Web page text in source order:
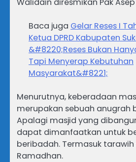
Baca juga Gelar Reses I
Ketua DPRD Kabupaten
&#8220;Reses Bukan
Tapi Menyerap Kebutuhan
Masyarakat&#8221;
Menurutnya, keberadaan
merupakan sebuah anugrah
Apalagi masjid yang
dapat dimanfaatkan untuk
beribadah. Termasuk
Ramadhan.